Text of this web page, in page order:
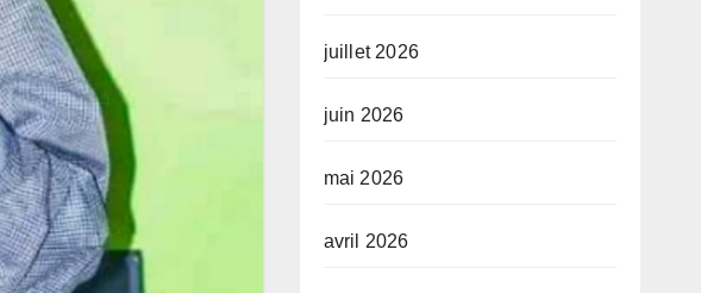
juillet 2026
juin 2026
mai 2026
avril 2026